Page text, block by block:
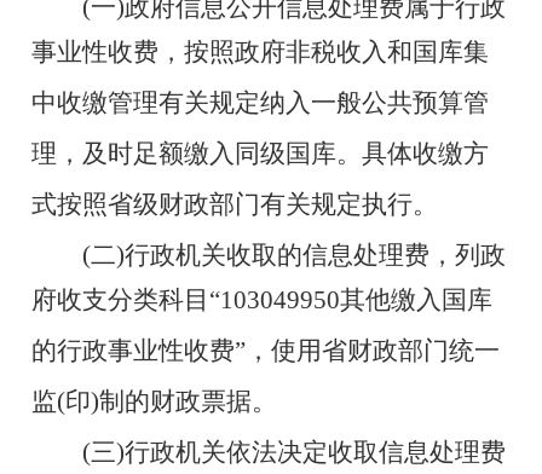
(一)政府信息公开信息处理费属于行政
事业性收费，按照政府非税收入和国库集
中收缴管理有关规定纳入一般公共预算管
理，及时足额缴入同级国库。具体收缴方
式按照省级财政部门有关规定执行。
(二)行政机关收取的信息处理费，列政
府收支分类科目 “103049950其他缴入国库
的行政事业性收费”，使用省财政部门统一
监(印)制的财政票据。
(三)行政机关依法决定收取信息处理费